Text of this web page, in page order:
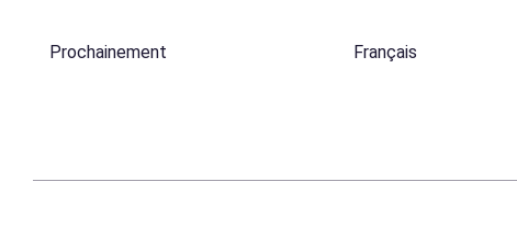
Prochainement Français